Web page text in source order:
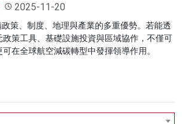
2025-11-20
策、制度、地理與產業的多重優勢。若能透
策工具、基礎設施投資與區域協作，不僅可
在全球航空減碳轉型中發揮領導作用。